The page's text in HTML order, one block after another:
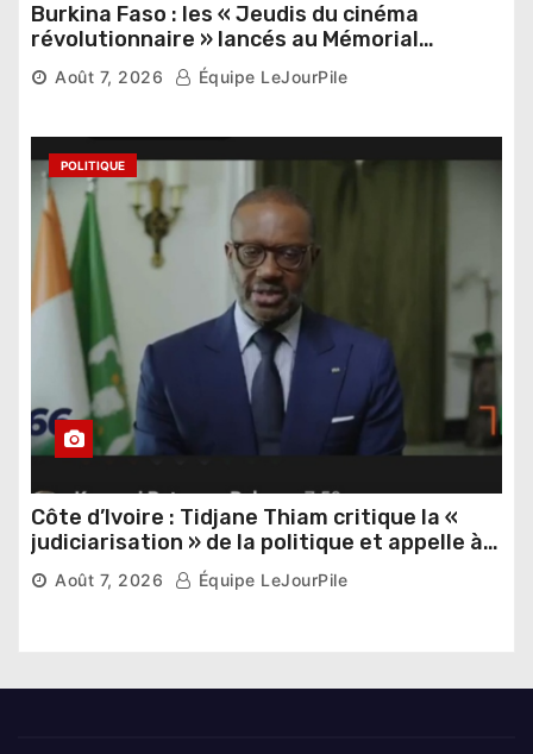
Burkina Faso : les « Jeudis du cinéma
révolutionnaire » lancés au Mémorial
Thomas Sankara
Août 7, 2026 Équipe LeJourPile
POLITIQUE
Côte d’Ivoire : Tidjane Thiam critique la «
judiciarisation » de la politique et appelle à
poursuivre l’apaisement
Août 7, 2026 Équipe LeJourPile